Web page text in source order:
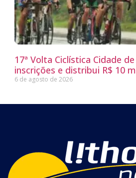
17ª Volta Ciclística Cidade
inscrições e distribui R$ 10
6 de agosto de 2026